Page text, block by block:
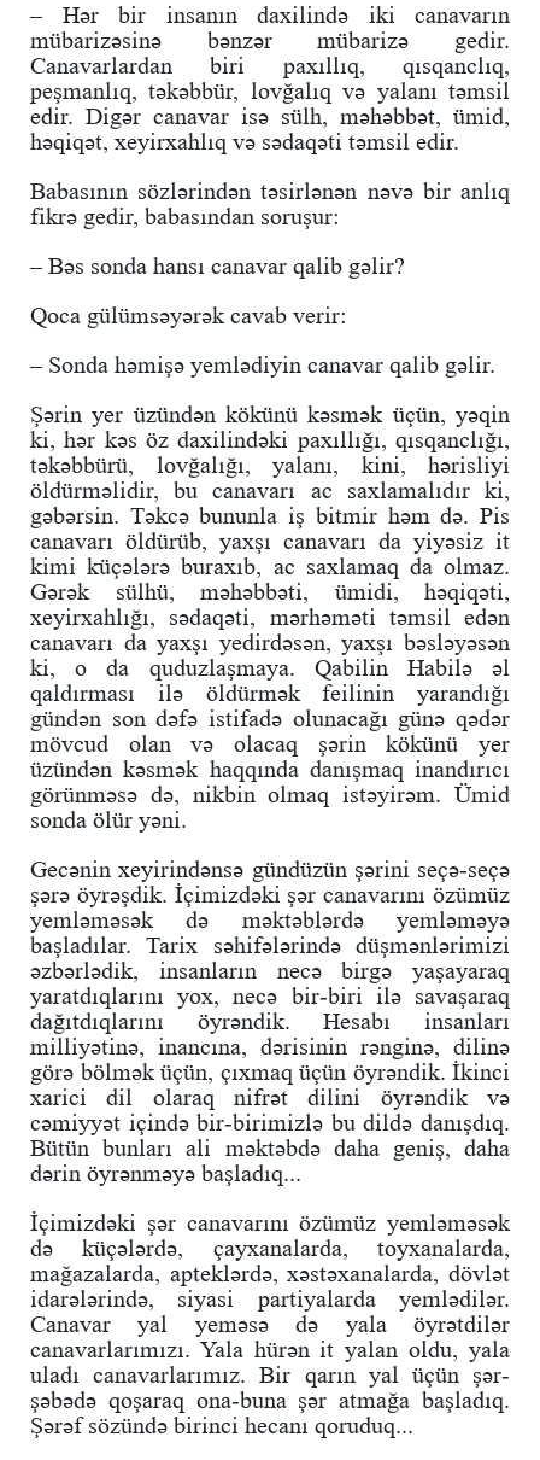
– Hər bir insanın daxilində iki canavarın
mübarizəsinə bənzər mübarizə gedir.
Canavarlardan biri paxıllıq, qısqanclıq,
peşmanlıq, təkəbbür, lovğalıq və yalanı təmsil
edir. Digər canavar isə sülh, məhəbbət, ümid,
həqiqət, xeyirxahlıq və sədaqəti təmsil edir.
Babasının sözlərindən təsirlənən nəvə bir anlıq
fikrə gedir, babasından soruşur:
– Bəs sonda hansı canavar qalib gəlir?
Qoca gülümsəyərək cavab verir:
– Sonda həmişə yemlədiyin canavar qalib gəlir.
Şərin yer üzündən kökünü kəsmək üçün, yəqin
ki, hər kəs öz daxilindəki paxıllığı, qısqanclığı,
təkəbbürü, lovğalığı, yalanı, kini, hərisliyi
öldürməlidir, bu canavarı ac saxlamalıdır ki,
gəbərsin. Təkcə bununla iş bitmir həm də. Pis
canavarı öldürüb, yaxşı canavarı da yiyəsiz it
kimi küçələrə buraxıb, ac saxlamaq da olmaz.
Gərək sülhü, məhəbbəti, ümidi, həqiqəti,
xeyirxahlığı, sədaqəti, mərhəməti təmsil edən
canavarı da yaxşı yedirdəsən, yaxşı bəsləyəsən
ki, o da quduzlaşmaya. Qabilin Habilə əl
qaldırması ilə öldürmək feilinin yarandığı
gündən son dəfə istifadə olunacağı günə qədər
mövcud olan və olacaq şərin kökünü yer
üzündən kəsmək haqqında danışmaq inandırıcı
görünməsə də, nikbin olmaq istəyirəm. Ümid
sonda ölür yəni.
Gecənin xeyirindənsə gündüzün şərini seçə-seçə
şərə öyrəşdik. İçimizdəki şər canavarını özümüz
yemləməsək də məktəblərdə yemləməyə
başladılar. Tarix səhifələrində düşmənlərimizi
əzbərlədik, insanların necə birgə yaşayaraq
yaratdıqlarını yox, necə bir-biri ilə savaşaraq
dağıtdıqlarını öyrəndik. Hesabı insanları
milliyətinə, inancına, dərisinin rənginə, dilinə
görə bölmək üçün, çıxmaq üçün öyrəndik. İkinci
xarici dil olaraq nifrət dilini öyrəndik və
cəmiyyət içində bir-birimizlə bu dildə danışdıq.
Bütün bunları ali məktəbdə daha geniş, daha
dərin öyrənməyə başladıq...
İçimizdəki şər canavarını özümüz yemləməsək
də küçələrdə, çayxanalarda, toyxanalarda,
mağazalarda, apteklərdə, xəstəxanalarda, dövlət
idarələrində, siyasi partiyalarda yemlədilər.
Canavar yal yeməsə də yala öyrətdilər
canavarlarımızı. Yala hürən it yalan oldu, yala
uladı canavarlarımız. Bir qarın yal üçün şər-
şəbədə qoşaraq ona-buna şər atmağa başladıq.
Şərəf sözündə birinci hecanı qoruduq...